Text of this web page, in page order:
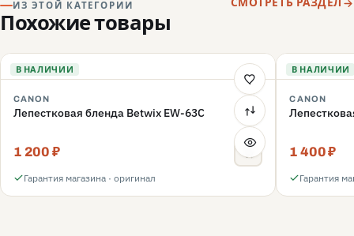
ИЗ ЭТОЙ КАТЕГОРИИ
Похожие товары
СМОТРЕТЬ РАЗДЕЛ
В НАЛИЧИИ
CANON
Лепестковая бленда Betwix EW-63C
1 200 ₽
Гарантия магазина · оригинал
В НАЛИЧИИ
CANON
1 400 ₽
Гарантия